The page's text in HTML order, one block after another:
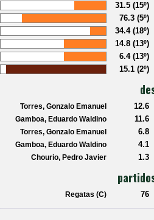
31.5 (15º)
76.3 (5º)
34.4 (18º)
14.8 (13º)
6.4 (13º)
15.1 (2º)
Torres, Gonzalo Emanuel 12.6
Gamboa, Eduardo Waldino
11.6
Torres, Gonzalo Emanuel
6.8
Gamboa, Eduardo Waldino
4.1
Chourio, Pedro Javier
1.3
Regatas (C) 76